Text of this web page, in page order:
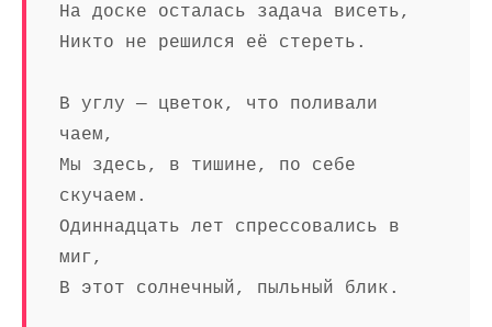
На доске осталась задача висеть,
Никто не решился её стереть.
В углу — цветок, что поливали
чаем,
Мы здесь, в тишине, по себе
скучаем.
Одиннадцать лет спрессовались в
миг,
В этот солнечный, пыльный блик.